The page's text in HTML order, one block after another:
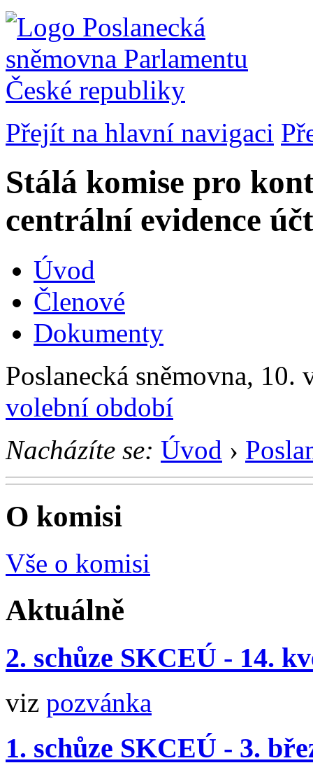
Přejít na hlavní navigaci
Stálá komise pro
centrální evidence
Úvod
Členové
Dokumenty
Poslanecká sněmovna,
volební období
Nacházíte se: Úvod ›
O komisi
Vše o komisi
Aktuálně
2. schůze SKCEÚ - 14.
viz pozvánka
1. schůze SKCEÚ - 3.